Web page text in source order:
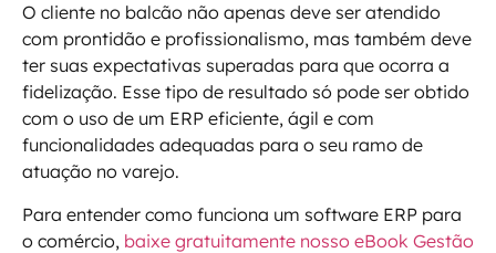
O cliente no balcão não apenas deve ser atendido
com prontidão e profissionalismo, mas também deve
ter suas expectativas superadas para que ocorra a
fidelização. Esse tipo de resultado só pode ser obtido
com o uso de um ERP eficiente, ágil e com
funcionalidades adequadas para o seu ramo de
atuação no varejo.
Para entender como funciona um software ERP para
o comércio, baixe gratuitamente nosso eBook Gestão